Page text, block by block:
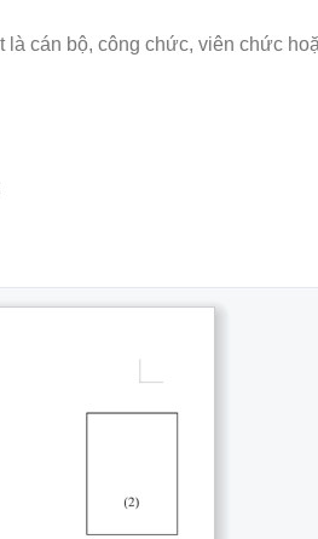
cán bộ, công chức, viên chức